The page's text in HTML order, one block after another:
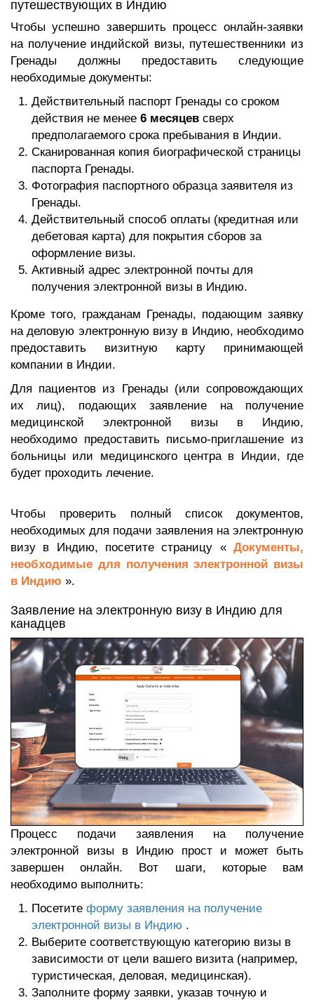
путешествующих в Индию
Чтобы успешно завершить процесс онлайн-заявки
на получение индийской визы, путешественники из
Гренады должны предоставить следующие
необходимые документы:
Действительный паспорт Гренады со сроком
действия не менее 6 месяцев сверх
предполагаемого срока пребывания в Индии.
Сканированная копия биографической страницы
паспорта Гренады.
Фотография паспортного образца заявителя из
Гренады.
Действительный способ оплаты (кредитная или
дебетовая карта) для покрытия сборов за
оформление визы.
Активный адрес электронной почты для
получения электронной визы в Индию.
Кроме того, гражданам Гренады, подающим заявку
на деловую электронную визу в Индию, необходимо
предоставить визитную карту принимающей
компании в Индии.
Для пациентов из Гренады (или сопровождающих
их лиц), подающих заявление на получение
медицинской электронной визы в Индию,
необходимо предоставить письмо-приглашение из
больницы или медицинского центра в Индии, где
будет проходить лечение.
Чтобы проверить полный список документов,
необходимых для подачи заявления на электронную
визу в Индию, посетите страницу « Документы,
необходимые для получения электронной визы
в Индию ».
Заявление на электронную визу в Индию для
канадцев
Процесс подачи заявления на получение
электронной визы в Индию прост и может быть
завершен онлайн. Вот шаги, которые вам
необходимо выполнить:
Посетите форму заявления на получение
электронной визы в Индию .
Выберите соответствующую категорию визы в
зависимости от цели вашего визита (например,
туристическая, деловая, медицинская).
Заполните форму заявки, указав точную и